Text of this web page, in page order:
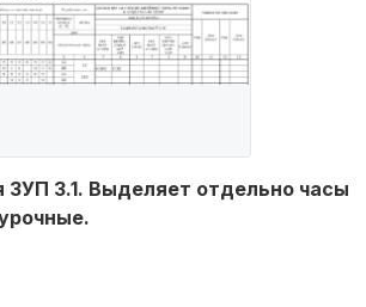
ЗУП 3.1. Выделяет отдельно часы